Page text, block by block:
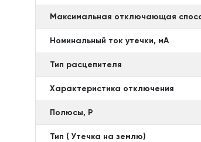
Максимальная отключающая
Номинальный ток утечки, мА
Тип расцепителя
Характеристика отключения
Полюсы, P
Тип ( Утечка на землю)